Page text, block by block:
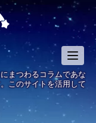
T
o
g
g
まつわるコラムであな
このサイトを活用して